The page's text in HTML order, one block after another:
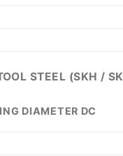
STEEL (SKH /
DIAMETER DC